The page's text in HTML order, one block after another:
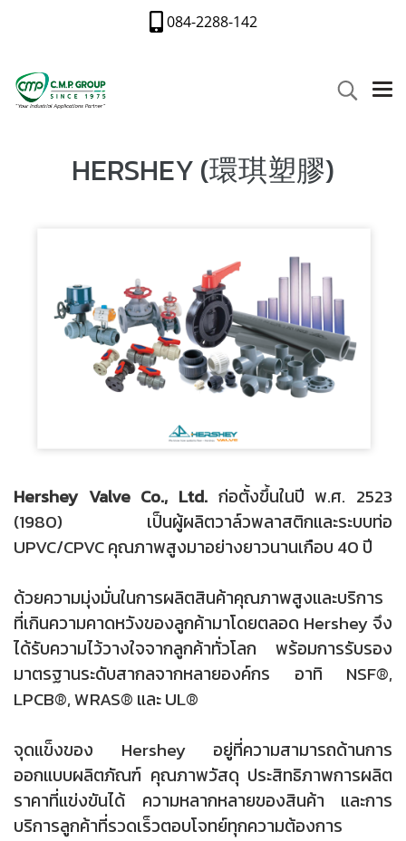
084-2288-142
HERSHEY (環琪塑膠)
Hershey Valve Co., Ltd. ก่อตั้งขึ้นในปี พ.ศ. 2523
(1980) เป็นผู้ผลิตวาล์วพลาสติกและระบบท่อ
UPVC/CPVC คุณภาพสูงมาอย่างยาวนานเกือบ 40 ปี
ด้วยความมุ่งมั่นในการผลิตสินค้าคุณภาพสูงและบริการ
ที่เกินความคาดหวังของลูกค้ามาโดยตลอด Hershey จึง
ได้รับความไว้วางใจจากลูกค้าทั่วโลก พร้อมการรับรอง
มาตรฐานระดับสากลจากหลายองค์กร อาทิ NSF®,
LPCB®, WRAS® และ UL®
จุดแข็งของ Hershey อยู่ที่ความสามารถด้านการ
ออกแบบผลิตภัณฑ์ คุณภาพวัสดุ ประสิทธิภาพการผลิต
ราคาที่แข่งขันได้ ความหลากหลายของสินค้า และการ
บริการลูกค้าที่รวดเร็วตอบโจทย์ทุกความต้องการ